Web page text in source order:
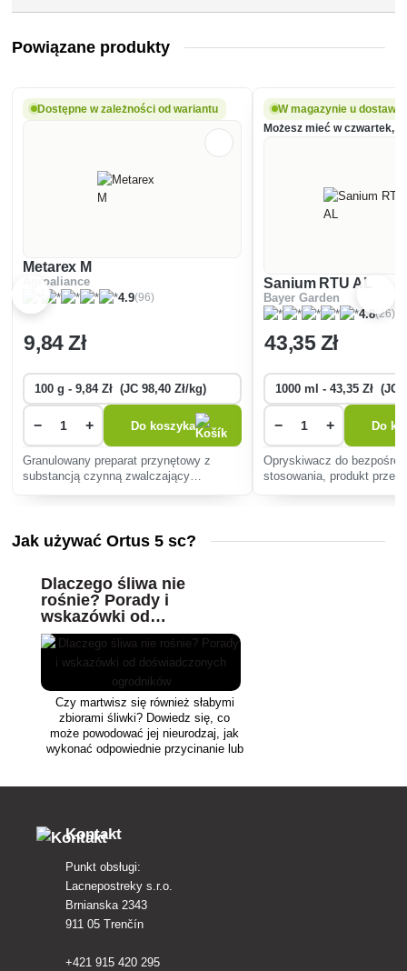
Powiązane produkty
Dostępne w zależności od wariantu
Metarex M
Agroaliance
4.9(96)
9,84 Zł
− + Do koszyka
Granulowany preparat przynętowy z
substancją czynną zwalczający
W magazynie u
Możesz mieć w czwartek,
Sanium RTU AL
Bayer Garden
4.8(26)
43,35 Zł
− + Do
Opryskiwacz do
stosowania, produkt
Jak używać Ortus 5 sc?
Dlaczego śliwa nie
rośnie? Porady i
wskazówki od
doświadczonych
ogrodników
Czy martwisz się również słabymi
zbiorami śliwki? Dowiedz się, co
może powodować jej nieurodzaj, jak
wykonać odpowiednie przycinanie lub
Kontakt
Punkt obsługi:
Lacnepostreky s.r.o.
Brnianska 2343
911 05 Trenčín
+421 915 420 295